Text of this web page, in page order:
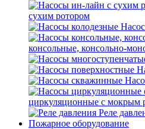
сухим ротором
консольные, консольно-
циркуляционные с мокрым
Реле
Пожарное оборудование